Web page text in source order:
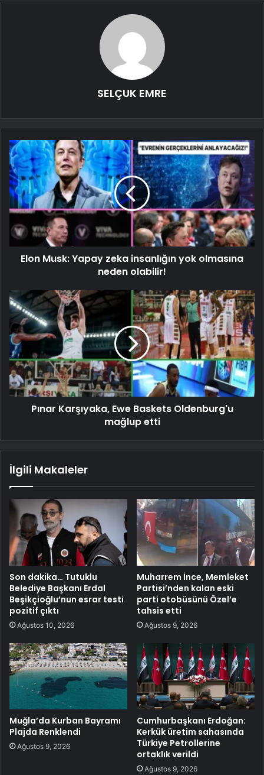
SELÇUK EMRE
Elon Musk: Yapay zeka insanlığın yok olmasına
neden olabilir!
Pınar Karşıyaka, Ewe Baskets Oldenburg'u
mağlup etti
İlgili Makaleler
Son dakika… Tutuklu
Belediye Başkanı Erdal
Beşikçioğlu’nun esrar testi
pozitif çıktı
Ağustos 10, 2026
Muharrem İnce, Memleket
Partisi’nden kalan eski
parti otobüsünü Özel’e
tahsis etti
Ağustos 9, 2026
Muğla’da Kurban Bayramı
Plajda Renklendi
Ağustos 9, 2026
Cumhurbaşkanı Erdoğan:
Kerkük üretim sahasında
Türkiye Petrollerine
ortaklık verildi
Ağustos 9, 2026